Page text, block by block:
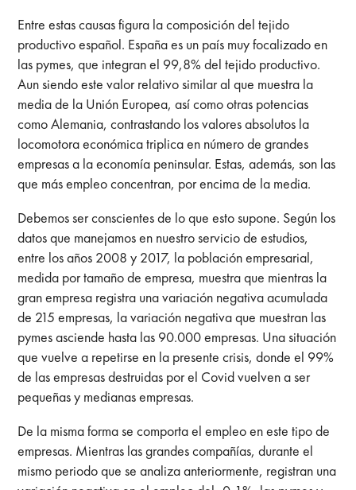
Entre estas causas figura la composición del tejido
productivo español. España es un país muy focalizado en
las pymes, que integran el 99,8% del tejido productivo.
Aun siendo este valor relativo similar al que muestra la
media de la Unión Europea, así como otras potencias
como Alemania, contrastando los valores absolutos la
locomotora económica triplica en número de grandes
empresas a la economía peninsular. Estas, además, son las
que más empleo concentran, por encima de la media.
Debemos ser conscientes de lo que esto supone. Según los
datos que manejamos en nuestro servicio de estudios,
entre los años 2008 y 2017, la población empresarial,
medida por tamaño de empresa, muestra que mientras la
gran empresa registra una variación negativa acumulada
de 215 empresas, la variación negativa que muestran las
pymes asciende hasta las 90.000 empresas. Una situación
que vuelve a repetirse en la presente crisis, donde el 99%
de las empresas destruidas por el Covid vuelven a ser
pequeñas y medianas empresas.
De la misma forma se comporta el empleo en este tipo de
empresas. Mientras las grandes compañías, durante el
mismo periodo que se analiza anteriormente, registran una